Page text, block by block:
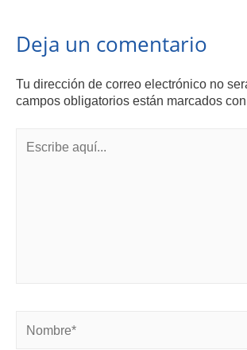
Deja un comentario
Tu dirección de correo electrónico no
campos obligatorios están marcados con